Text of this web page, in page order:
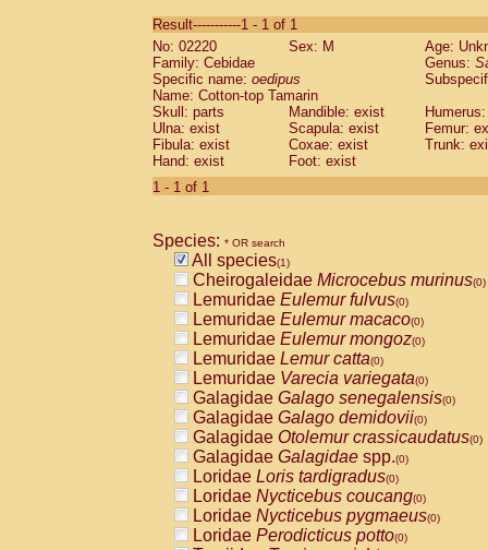
CebidaeSaguinus labiatus(0)
Cebidae Saguinus leucopus (0)
Cebidae
CebidaeSaguinus mystax
Cebidae Saguinus nigricollis (0)
Cebidae Saguinus oedipus
Cebidae Saguinus weddelli
Cebidae Saguinusspp.
Cebidae
CebidaeCebus capucinus
CebidaeCebus nigrivittatus
CebidaeCebus spp.(0)
CebidaeSaimiri boliviensis(0)
CebidaeSaimiri sciureus(0)
AtelidaeAlouatta caraya(0)
AtelidaeAlouatta fusca(0)
AtelidaeAlouatta seniculus(0)
AtelidaeAlouattaspp.(0)
AtelidaeAteles belzebuth(0)
AtelidaeAteles geoffroyi(0)
AtelidaeAteles paniscus(0)
AtelidaeAtelesspp.(0)
AtelidaeLagothrix lagothricha(0)
AtelidaeLagothrix lagothricha cana
PitheciidaeCacajao calvus
Result-----------1 - 1 of 1
No: 02220
Sex: M
Age:
Family: Cebidae
Genus:
Specific name: oedipus
Name: Cotton-top Tamarin
Skull: parts
Mandible: exist
Ulna: exist
Scapula: exist
Femur:
Fibula: exist
Coxae: exist
Trunk:
Hand: exist
Foot: exist
1 - 1 of 1
Species: * OR search
All species(1)
Cheirogaleidae Microcebus murinus(0)
Lemuridae Eulemur fulvus(0)
Lemuridae Eulemur macaco(0)
Lemuridae Eulemur mongoz(0)
Lemuridae Lemur catta(0)
Lemuridae Varecia variegata(0)
Galagidae Galago senegalensis(0)
Galagidae Galago demidovii(0)
Galagidae Otolemur crassicaudatus(0)
Galagidae Galagidae spp.(0)
Loridae Loris tardigradus(0)
Loridae Nycticebus coucang(0)
Loridae Nycticebus pygmaeus(0)
Loridae Perodicticus potto(0)